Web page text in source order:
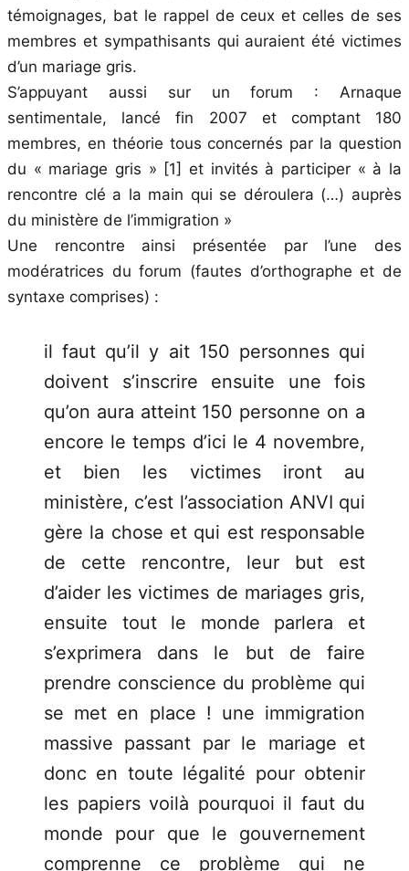
témoignages, bat le rappel de ceux et celles de ses
membres et sympathisants qui auraient été victimes
d’un mariage gris.
S’appuyant aussi sur un forum : Arnaque
sentimentale, lancé fin 2007 et comptant 180
membres, en théorie tous concernés par la question
du « mariage gris » [1] et invités à participer « à la
rencontre clé a la main qui se déroulera (…) auprès
du ministère de l’immigration »
Une rencontre ainsi présentée par l’une des
modératrices du forum (fautes d’orthographe et de
syntaxe comprises) :
il faut qu’il y ait 150 personnes qui
doivent s’inscrire ensuite une fois
qu’on aura atteint 150 personne on a
encore le temps d’ici le 4 novembre,
et bien les victimes iront au
ministère, c’est l’association ANVI qui
gère la chose et qui est responsable
de cette rencontre, leur but est
d’aider les victimes de mariages gris,
ensuite tout le monde parlera et
s’exprimera dans le but de faire
prendre conscience du problème qui
se met en place ! une immigration
massive passant par le mariage et
donc en toute légalité pour obtenir
les papiers voilà pourquoi il faut du
monde pour que le gouvernement
comprenne ce problème qui ne